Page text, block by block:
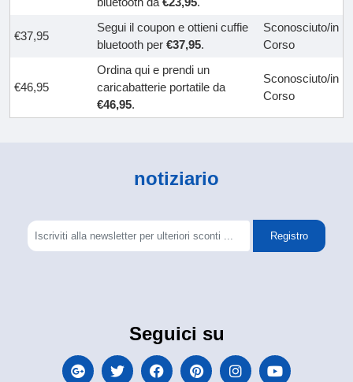
€37,95
Segui il coupon e ottieni cuffie
bluetooth per €37,95.
Sconosciuto/in
Corso
€46,95
Ordina qui e prendi un
caricabatterie portatile da
€46,95.
Sconosciuto/in
Corso
notiziario
Registro
Seguici su